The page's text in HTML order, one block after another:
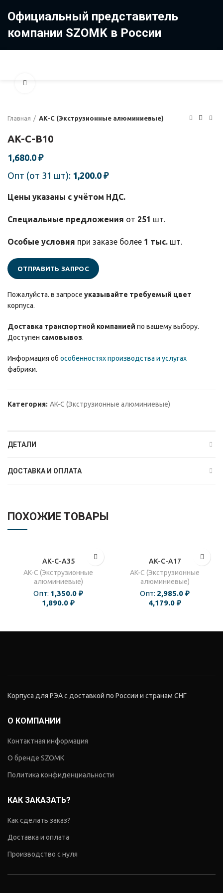
Официальный представитель
компании SZOMK в России
Главная AK-C (Экструзионные алюминиевые)
AK-C-B10
1,680.0 ₽
Опт (от 31 шт): 1,200.0 ₽
Цены указаны с учётом НДС.
Специальные предложения от 251 шт.
Особые условия при заказе более 1 тыс. шт.
ОТПРАВИТЬ ЗАПРОС
Пожалуйста. в запросе указывайте требуемый цвет
корпуса.
Доставка транспортной компанией по вашему выбору.
Доступен самовывоз.
Информация об особенностях производства и услугах
фабрики.
Категория: AK-C (Экструзионные алюминиевые)
ДЕТАЛИ
ДОСТАВКА И ОПЛАТА
ПОХОЖИЕ ТОВАРЫ
AK-C-A35
AK-C (Экструзионные
алюминиевые)
1,890.0 ₽
Опт: 1,350.0 ₽
AK-C-A17
AK-C (Экструзионные
алюминиевые)
4,179.0 ₽
Опт: 2,985.0 ₽
Корпуса для РЭА с доставкой по России и странам СНГ
О КОМПАНИИ
Контактная информация
О бренде SZOMK
Политика конфиденциальности
КАК ЗАКАЗАТЬ?
Как сделать заказ?
Доставка и оплата
Производство с нуля